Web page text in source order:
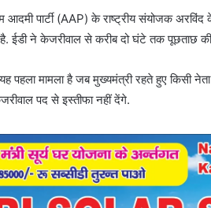
पार्टी (AAP) के राष्ट्रीय संयोजक अरविंद
है. ईडी ने केजरीवाल से करीब दो घंटे तक पूछताछ
पहला मामला है जब मुख्यमंत्री रहते हुए किसी
पद से इस्तीफा नहीं देंगे.